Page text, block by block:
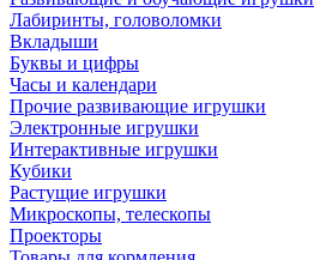
Лабиринты, головоломки
Вкладыши
Буквы и цифры
Часы и календари
Прочие развивающие игрушки
Электронные игрушки
Интерактивные игрушки
Кубики
Растущие игрушки
Микроскопы, телескопы
Проекторы